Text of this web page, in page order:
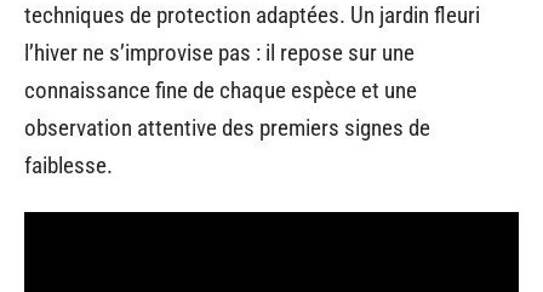
techniques de protection adaptées. Un jardin fleuri
l’hiver ne s’improvise pas : il repose sur une
connaissance fine de chaque espèce et une
observation attentive des premiers signes de
faiblesse.